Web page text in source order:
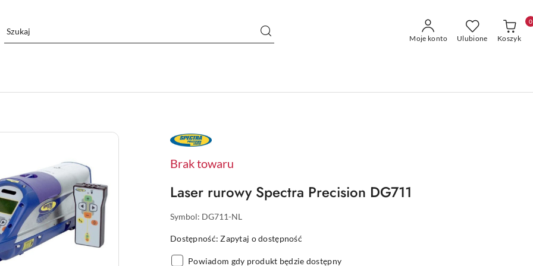
Moje konto Ulubione Koszyk
0
NAZWA
PRODUCENTA:
PRECISION
Brak towaru
Laser rurowy Spectra Precision DG711
Symbol: DG711-NL
Dostępność:Zapytaj o dostępność
Powiadom gdy produkt będzie dostępny